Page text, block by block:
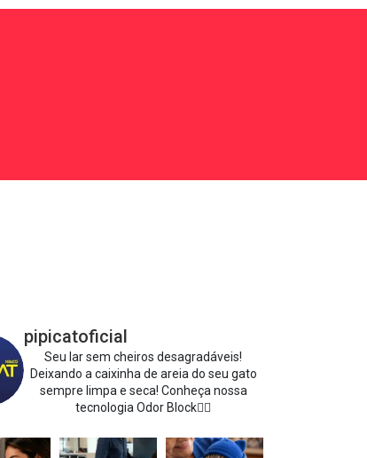
pipicatoficial
Seu lar sem cheiros desagradáveis!
Deixando a caixinha de areia do seu gato
sempre limpa e seca! Conheça nossa
tecnologia Odor Block👇🏻